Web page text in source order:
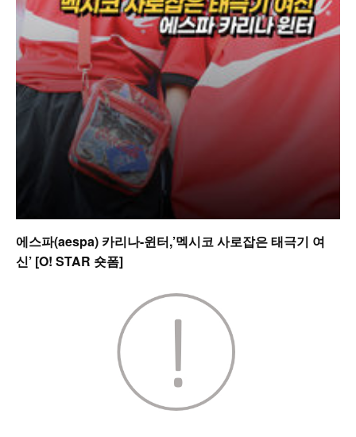
에스파(aespa) 카리나-윈터,’멕시코 사로잡은 태극기 여
신’ [O! STAR 숏폼]